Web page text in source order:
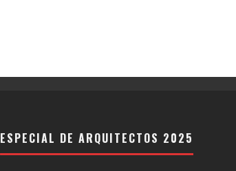
ESPECIAL DE ARQUITECTOS 2025